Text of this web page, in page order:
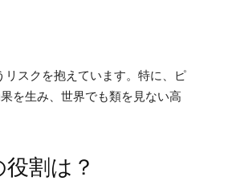
スクを抱えています。特に、ピ
を生み、世界でも類を見ない高
割は？